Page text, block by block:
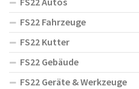
FS22 Fahrzeuge
FS22 Kutter
FS22 Gebäude
FS22 Geräte & Werkzeuge